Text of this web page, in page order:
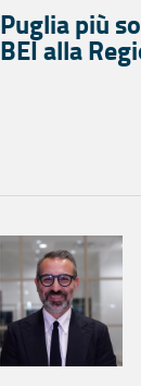
Puglia più
BEI alla